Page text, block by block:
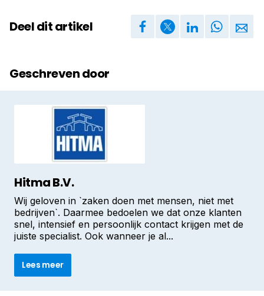
Deel dit artikel
Geschreven door
Hitma B.V.
Wij geloven in `zaken doen met mensen, niet met
bedrijven`. Daarmee bedoelen we dat onze klanten
snel, intensief en persoonlijk contact krijgen met de
juiste specialist. Ook wanneer je al...
Lees meer